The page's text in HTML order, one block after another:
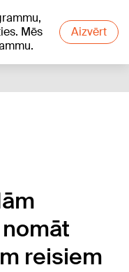
Mēs
Aizvērt
reisiem